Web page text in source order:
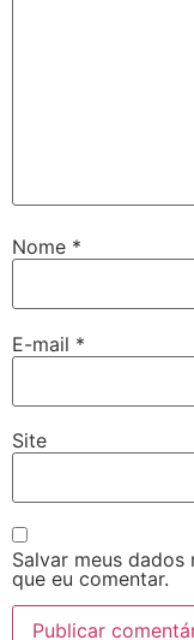
Nome *
E-mail *
Site
Salvar meus
que eu comentar.